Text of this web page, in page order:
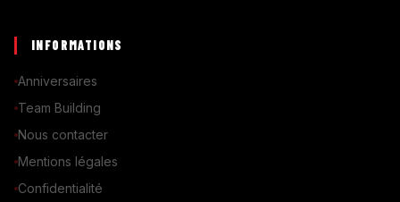
INFORMATIONS
Anniversaires
Team Building
Nous contacter
Mentions légales
Confidentialité